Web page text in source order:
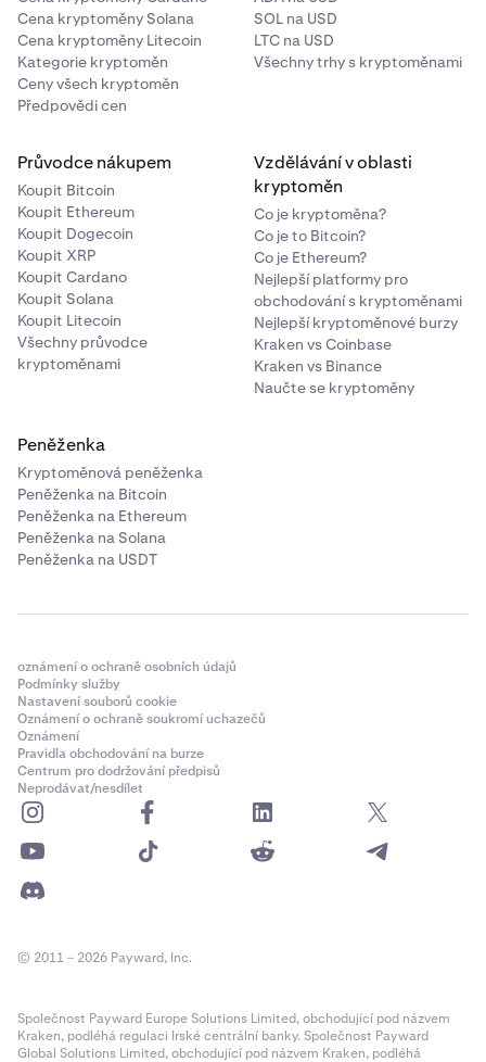
Cena kryptoměny Solana
Cena kryptoměny Litecoin
Kategorie kryptoměn
Ceny všech kryptoměn
Předpovědi cen
SOL na USD
LTC na USD
Všechny trhy s kryptoměnami
Průvodce nákupem
Koupit Bitcoin
Koupit Ethereum
Koupit Dogecoin
Koupit XRP
Koupit Cardano
Koupit Solana
Koupit Litecoin
Všechny průvodce
kryptoměnami
Vzdělávání v oblasti
kryptoměn
Co je kryptoměna?
Co je to Bitcoin?
Co je Ethereum?
Nejlepší platformy pro
obchodování s kryptoměnami
Nejlepší kryptoměnové burzy
Kraken vs Coinbase
Kraken vs Binance
Naučte se kryptoměny
Peněženka
Kryptoměnová peněženka
Peněženka na Bitcoin
Peněženka na Ethereum
Peněženka na Solana
Peněženka na USDT
oznámení o ochraně osobních údajů
Podmínky služby
Nastavení souborů cookie
Oznámení o ochraně soukromí uchazečů
Oznámení
Pravidla obchodování na burze
Centrum pro dodržování předpisů
Neprodávat/nesdílet
© 2011 – 2026 Payward, Inc.
Společnost Payward Europe Solutions Limited, obchodující pod názvem
Kraken, podléhá regulaci Irské centrální banky. Společnost Payward
Global Solutions Limited, obchodující pod názvem Kraken, podléhá